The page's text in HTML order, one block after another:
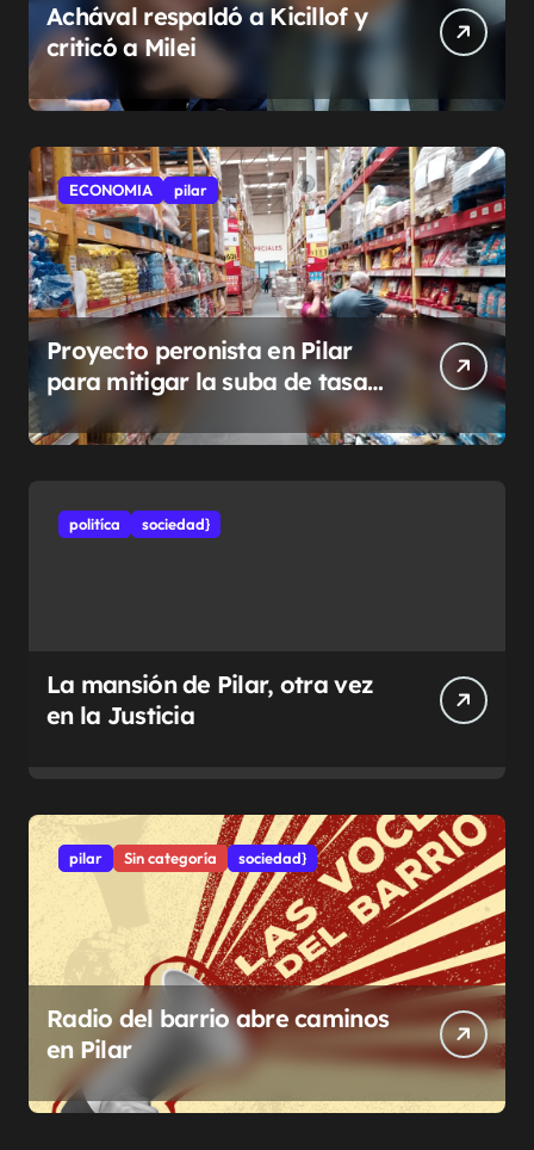
Achával respaldó a Kicillof y
criticó a Milei
ECONOMIA pilar
Proyecto peronista en Pilar
para mitigar la suba de tasas
municipales
politíca sociedad}
La mansión de Pilar, otra vez
en la Justicia
pilar Sin categoría sociedad}
Radio del barrio abre caminos
en Pilar